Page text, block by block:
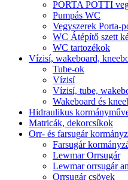
PORTA POTTI
Pumpás WC
Vegyszerek Porta-
WC Átépítő szett
WC tartozékok
Vízisí, wakeboard,
Tube-ok
Vízisí
Vízisí, tube,
Wakeboard és
Hidraulikus
Matricák, dekorcsíkok
Orr- és farsugár
Farsugár
Lewmar Orrsugár
Lewmar orrsugár
Orrsugár csövek